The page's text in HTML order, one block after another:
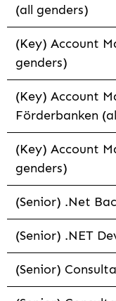
(all genders)
(Key) Account
genders)
(Key) Account
Förderbanken
(Key) Account
genders)
(Senior) .Net
(Senior) .NET
(Senior)